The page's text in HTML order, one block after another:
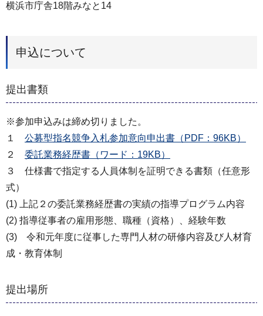
横浜市庁舎18階みなと14
申込について
提出書類
※参加申込みは締め切りました。
１ 公募型指名競争入札参加意向申出書（PDF：96KB）
２ 委託業務経歴書（ワード：19KB）
３ 仕様書で指定する人員体制を証明できる書類（任意形
式）
(1) 上記２の委託業務経歴書の実績の指導プログラム内容
(2) 指導従事者の雇用形態、職種（資格）、経験年数
(3) 令和元年度に従事した専門人材の研修内容及び人材育
成・教育体制
提出場所